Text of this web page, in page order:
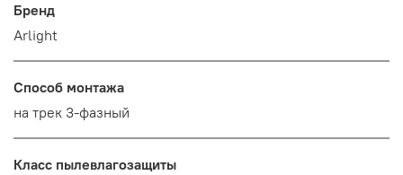
Бренд
Arlight
Способ монтажа
на трек 3-фазный
Класс пылевлагозащиты